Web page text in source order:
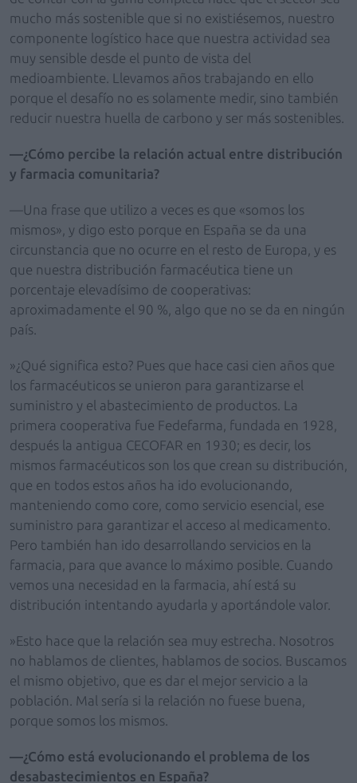
mucho más sostenible que si no existiésemos, nuestro
componente logístico hace que nuestra actividad sea
muy sensible desde el punto de vista del
medioambiente. Llevamos años trabajando en ello
porque el desafío no es solamente medir, sino también
reducir nuestra huella de carbono y ser más sostenibles.
—¿Cómo percibe la relación actual entre distribución
y farmacia comunitaria?
—Una frase que utilizo a veces es que «somos los
mismos», y digo esto porque en España se da una
circunstancia que no ocurre en el resto de Europa, y es
que nuestra distribución farmacéutica tiene un
porcentaje elevadísimo de cooperativas:
aproximadamente el 90 %, algo que no se da en ningún
país.
»¿Qué significa esto? Pues que hace casi cien años que
los farmacéuticos se unieron para garantizarse el
suministro y el abastecimiento de productos. La
primera cooperativa fue Fedefarma, fundada en 1928,
después la antigua CECOFAR en 1930; es decir, los
mismos farmacéuticos son los que crean su distribución,
que en todos estos años ha ido evolucionando,
manteniendo como core, como servicio esencial, ese
suministro para garantizar el acceso al medicamento.
Pero también han ido desarrollando servicios en la
farmacia, para que avance lo máximo posible. Cuando
vemos una necesidad en la farmacia, ahí está su
distribución intentando ayudarla y aportándole valor.
»Esto hace que la relación sea muy estrecha. Nosotros
no hablamos de clientes, hablamos de socios. Buscamos
el mismo objetivo, que es dar el mejor servicio a la
población. Mal sería si la relación no fuese buena,
porque somos los mismos.
—¿Cómo está evolucionando el problema de los
desabastecimientos en España?